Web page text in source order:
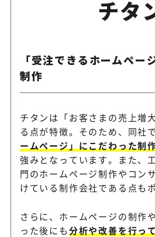
チタ
「受注できるホームペー
制作
チタンは「お客さまの売上増
る点が特徴。そのため、同社
ームページ」にこだわった制
強みとなっています。また、
門のホームページ制作やコン
けている制作会社である点も
さらに、ホームページの制作
った後にも分析や改善を行っ